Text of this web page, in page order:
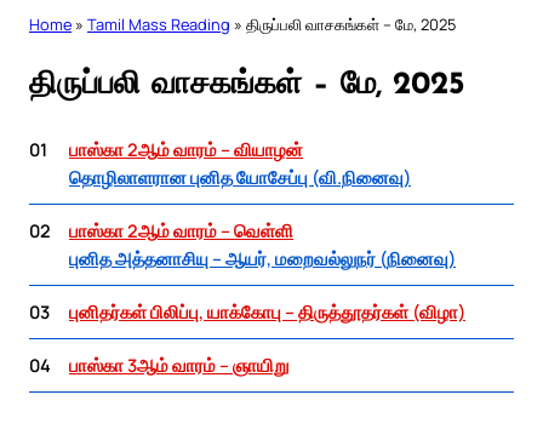
Home » Tamil Mass Reading » திருப்பலி வாசகங்கள் – மே, 2025
திருப்பலி வாசகங்கள் – மே, 2025
01
பாஸ்கா 2ஆம் வாரம் – வியாழன்
தொழிலாளரான புனித யோசேப்பு (வி.நினைவு)
02
பாஸ்கா 2ஆம் வாரம் – வெள்ளி
புனித அத்தனாசியு – ஆயர், மறைவல்லுநர் (நினைவு)
03 புனிதர்கள் பிலிப்பு, யாக்கோபு – திருத்தூதர்கள் (விழா)
04 பாஸ்கா 3ஆம் வாரம் – ஞாயிறு